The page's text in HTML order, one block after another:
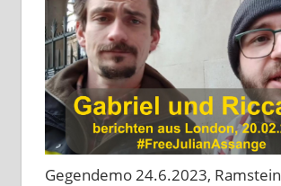
Gegendemo 24.6.2023, Ramstein